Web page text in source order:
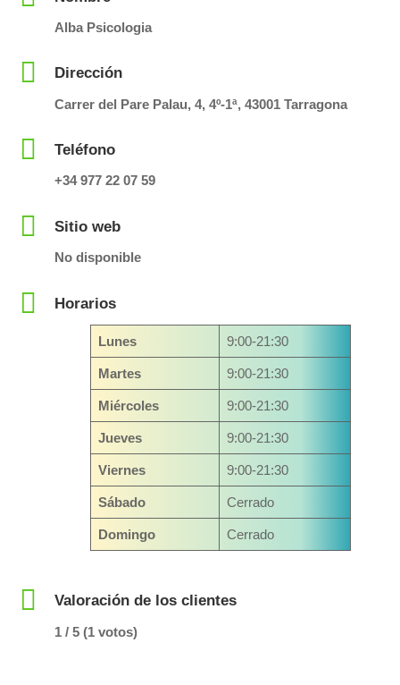
Alba Psicologia
Dirección
Carrer del Pare Palau, 4, 4º-1ª, 43001 Tarragona
Teléfono
+34 977 22 07 59
Sitio web
No disponible
Horarios
Lunes 9:00-21:30
Martes 9:00-21:30
Miércoles 9:00-21:30
Jueves 9:00-21:30
Viernes 9:00-21:30
Sábado Cerrado
Domingo Cerrado
Valoración de los clientes
1 / 5 (1 votos)